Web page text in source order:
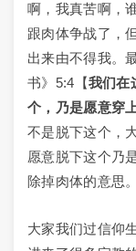
啊，我真苦啊，
跟肉体争战了，
出来由不得我。
书》5:4【我们在
个，乃是愿意穿
不是脱下这个，
愿意脱下这个乃
除掉肉体的意思。
大家我们过信仰